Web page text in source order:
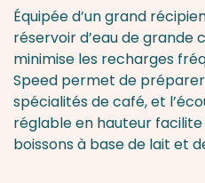
Équipée d’un grand
réservoir d’eau de grande
minimise les recharges
Speed permet de
spécialités de café, et
réglable en hauteur
boissons à base de lait et